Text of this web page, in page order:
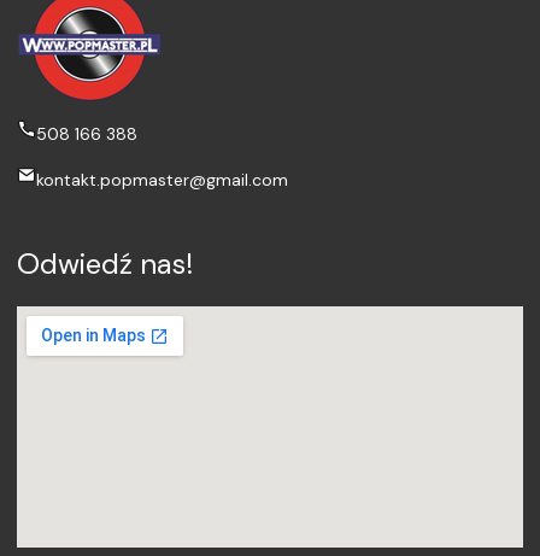
508 166 388
kontakt.popmaster@gmail.com
Odwiedź nas!